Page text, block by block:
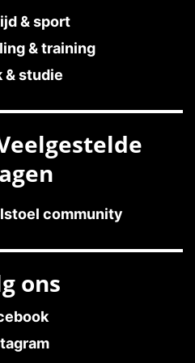
& sport
& training
& studie
community
ons